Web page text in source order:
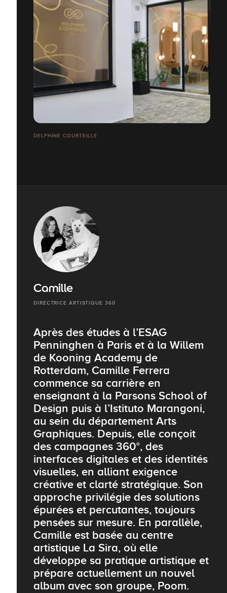
DELPHINE COURTEILLE
Camille
DIRECTRICE ARTISTIQUE 360
Après des études à l’ESAG
Penninghen à Paris et à la Willem
de Kooning Academy de
Rotterdam, Camille Ferrera
commence sa carrière en
enseignant à la Parsons School of
Design puis à l’Istituto Marangoni,
au sein du département Arts
Graphiques. Depuis, elle conçoit
des campagnes 360°, des
interfaces digitales et des identités
visuelles, en alliant exigence
créative et clarté stratégique. Son
approche privilégie des solutions
épurées et percutantes, toujours
pensées sur mesure. En parallèle,
Camille est basée au centre
artistique La Sira, où elle
développe sa pratique artistique et
prépare actuellement un nouvel
album avec son groupe, Poom.